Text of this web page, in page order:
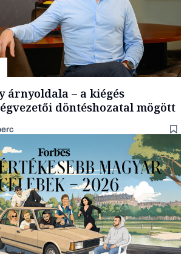
árnyoldala – a kiégés
döntéshozatal mögött